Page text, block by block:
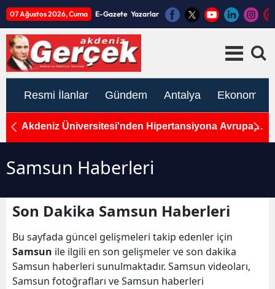
07 Ağustos 2026, Cuma E-Gazete Yazarlar
Resmi İlanlar Gündem Antalya Ekonomi
Akdeniz Üniversitesi'nden Hipertansiyona Avrupa
Samsun Haberleri
Son Dakika Samsun Haberleri
Bu sayfada güncel gelişmeleri takip edenler için
Samsun ile ilgili en son gelişmeler ve son dakika
Samsun haberleri sunulmaktadır. Samsun videoları,
Samsun fotoğrafları ve Samsun haberleri